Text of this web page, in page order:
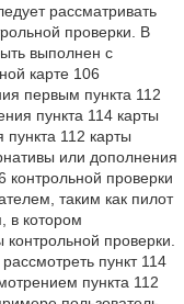
рассматривать
проверки. В
выполнен с
карте 106
первым пункта 112
пункта 114 карты
112 карты
или дополнения
контрольной проверки
таким как пилот
в котором
проверки.
пункт 114
пункта 112